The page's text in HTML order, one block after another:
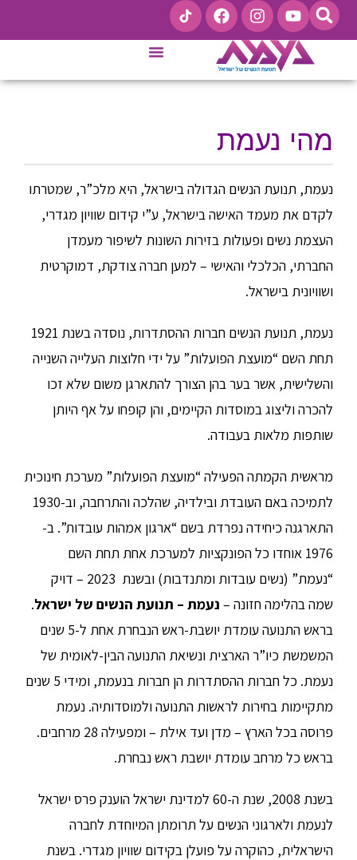
מהי נעמת
נעמת, תנועת הנשים הגדולה בישראל, היא מלכ”ר, שמטרתו
לקדם את מעמד האישה בישראל, ע”י קידום שוויון מגדרי,
העצמת נשים ופעולות בזירות השונות לשיפור מעמדן
החברתי, הכלכלי והאישי – למען חברה צודקת, דמוקרטית
ושוויונית בישראל.
נעמת, תנועת הנשים חברות ההסתדרות, נוסדה בשנת 1921
תחת השם “מועצת הפועלות” על ידי חלוצות העלייה השנייה
והשלישית, אשר בער בהן הצורך להתארגן משום שלא זכו
להכרה וליצוג במוסדות הקיימים, והן קופחו על אף היותן
שותפות מלאות בעבודה.
מראשית הקמתה הפעילה “מועצת הפועלות” מערכת חינוכית
לתמיכה באם העובדת ובילדיה, שהלכה והתרחבה, וב-1930
התארגנה כיחידה נפרדת בשם “ארגון אמהות עובדות”. ב-
1976 אוחדו כל הפונקציות למערכת אחת תחת השם
“נעמת” (נשים עובדות ומתנדבות) ובשנת 2023 – דויק
שמה בהלימה חזונה – נעמת – תנועת הנשים של ישראל.
בראש התנועה עומדת יושבת-ראש הנבחרת אחת ל-5 שנים
המשמשת כיו”ר הארצית ונשיאת התנועה הבין-לאומית של
נעמת. כל חברות ההסתדרות הן חברות בנעמת, ומידי 5 שנים
מתקיימות בחירות לראשות התנועה ולמוסדותיה. נעמת
פרוסה בכל הארץ – מדן ועד אילת – ומפעילה 28 מרחבים.
בראש כל מרחב עומדת יושבת ראש נבחרת.
בשנת 2008, שנת ה-60 למדינת ישראל הוענק פרס ישראל
לנעמת ולארגוני הנשים על תרומתן המיוחדת לחברה
הישראלית, כהוקרה על פועלן בקידום שוויון מגדרי. בשנת